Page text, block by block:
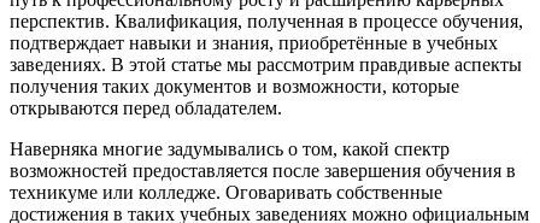
перспектив. Квалификация, полученная в процессе обучения,
подтверждает навыки и знания, приобретённые в учебных
заведениях. В этой статье мы рассмотрим правдивые аспекты
получения таких документов и возможности, которые
открываются перед обладателем.
Наверняка многие задумывались о том, какой спектр
возможностей предоставляется после завершения обучения в
техникуме или колледже. Оговаривать собственные
достижения в таких учебных заведениях можно официальным